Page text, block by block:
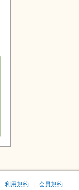
利用規約 会員規約